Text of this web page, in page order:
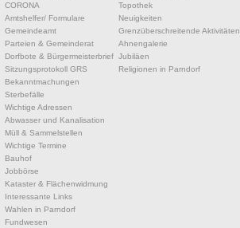
CORONA
Amtshelfer/ Formulare
Gemeindeamt
Parteien & Gemeinderat
Dorfbote & Bürgermeisterbrief
Sitzungsprotokoll GRS
Bekanntmachungen
Sterbefälle
Wichtige Adressen
Abwasser und Kanalisation
Müll & Sammelstellen
Wichtige Termine
Bauhof
Jobbörse
Kataster & Flächenwidmung
Interessante Links
Wahlen in Parndorf
Fundwesen
Topothek
Neuigkeiten
Grenzüberschreitende Aktivitäten
Ahnengalerie
Jubiläen
Religionen in Parndorf